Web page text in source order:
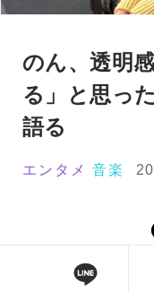
のん、透明
る」と思っ
語る
エンタメ 音楽